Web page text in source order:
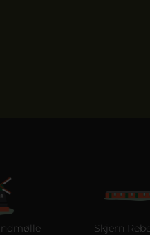
Skjern Reberbane